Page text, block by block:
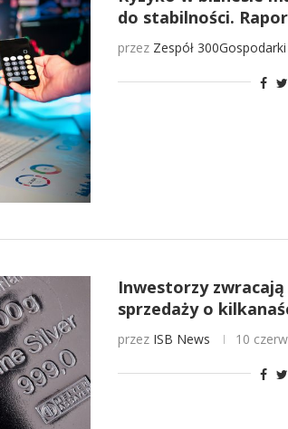
do stabilności.
przez Zespół 300Gospodarki
Inwestorzy
sprzedaży o
przez ISB News 10